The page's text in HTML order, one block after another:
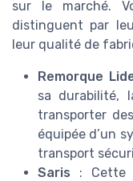
sur le marché.
distinguent par
leur qualité de
Remorque
sa durabilité,
transporter
équipée d’un
transport
Saris : Cette